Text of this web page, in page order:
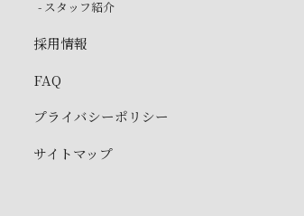
- スタッフ紹介
採用情報
FAQ
プライバシーポリシー
サイトマップ